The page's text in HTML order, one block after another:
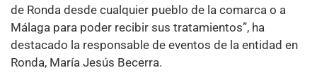
de Ronda desde cualquier pueblo de la comarca o a
Málaga para poder recibir sus tratamientos”, ha
destacado la responsable de eventos de la entidad en
Ronda, María Jesús Becerra.